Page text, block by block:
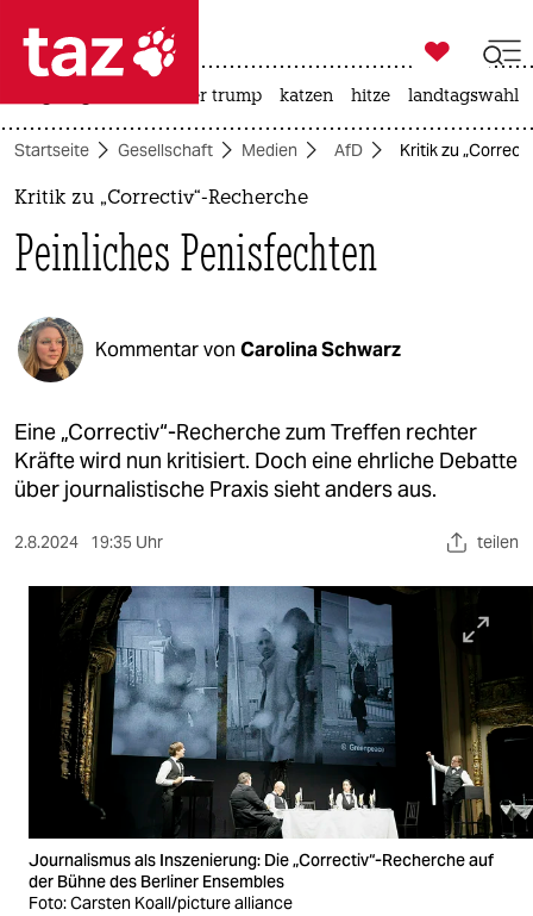
 taz zahl ich
taz zahl ich
politik
öko
gesellschaft
kultur
sport
berlin
nord
wahrheit
verlag
verlag
veranstaltungen
shop
fragen & hilfe

taz zahl ich
usa unter trump katzen hitze landtagswahl
Startseite Gesellschaft Medien AfD Kritik zu
Kritik zu „Correctiv“-Recherche
Peinliches Penisfechten
Kommentar von Carolina Schwarz
Eine „Correctiv“-Recherche zum Treffen rechter
Kräfte wird nun kritisiert. Doch eine ehrliche Debatte
über journalistische Praxis sieht anders aus.
2.8.2024 19:35 Uhr teilen
Journalismus als Inszenierung: Die „Correctiv“-Recherche auf
der Bühne des Berliner Ensembles
Foto: Carsten Koall/picture alliance